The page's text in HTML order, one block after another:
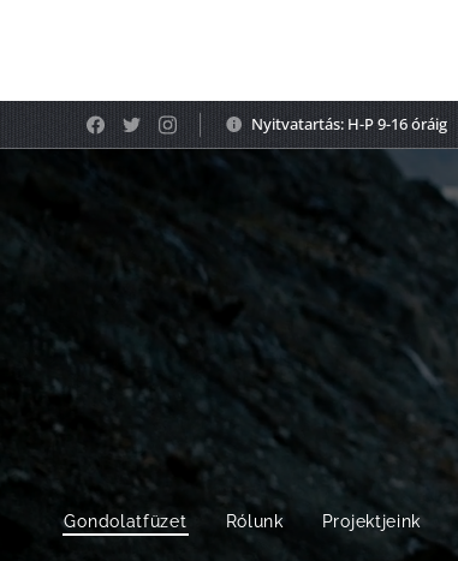
Nyitvatartás: H-P 9-16 óráig
Gondolatfüzet Rólunk Projektjeink